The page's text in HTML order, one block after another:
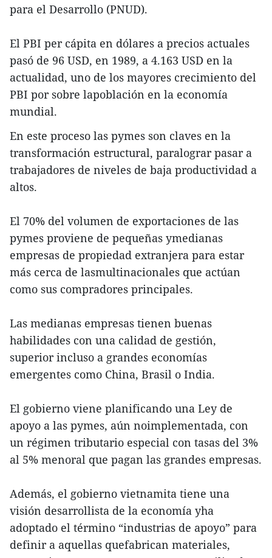
para el Desarrollo (PNUD).
El PBI per cápita en dólares a precios actuales
pasó de 96 USD, en 1989, a 4.163 USD en la
actualidad, uno de los mayores crecimiento del
PBI por sobre lapoblación en la economía
mundial.
En este proceso las pymes son claves en la
transformación estructural, paralograr pasar a
trabajadores de niveles de baja productividad a
altos.
El 70% del volumen de exportaciones de las
pymes proviene de pequeñas ymedianas
empresas de propiedad extranjera para estar
más cerca de lasmultinacionales que actúan
como sus compradores principales.
Las medianas empresas tienen buenas
habilidades con una calidad de gestión,
superior incluso a grandes economías
emergentes como China, Brasil o India.
El gobierno viene planificando una Ley de
apoyo a las pymes, aún noimplementada, con
un régimen tributario especial con tasas del 3%
al 5% menoral que pagan las grandes empresas.
Además, el gobierno vietnamita tiene una
visión desarrollista de la economía yha
adoptado el término “industrias de apoyo” para
definir a aquellas quefabrican materiales,